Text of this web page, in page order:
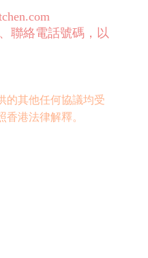
聯絡電話號碼，以
的其他任何協議均受
香港法律解釋。